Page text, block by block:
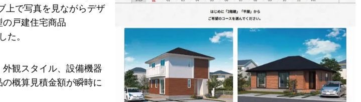
上で写真を見ながらデザ
戸建住宅商品
た。
観スタイル、設備機器
概算見積金額が瞬時に